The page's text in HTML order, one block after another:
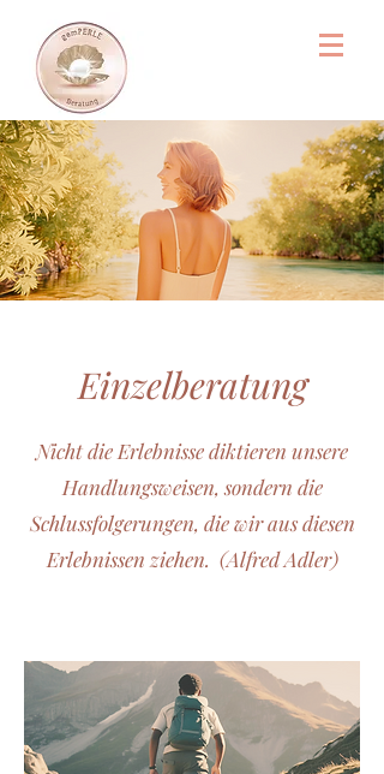
Einzelberatung
Nicht die Erlebnisse diktieren unsere
Handlungsweisen, sondern die
Schlussfolgerungen, die wir aus diesen
Erlebnissen ziehen. (Alfred Adler)